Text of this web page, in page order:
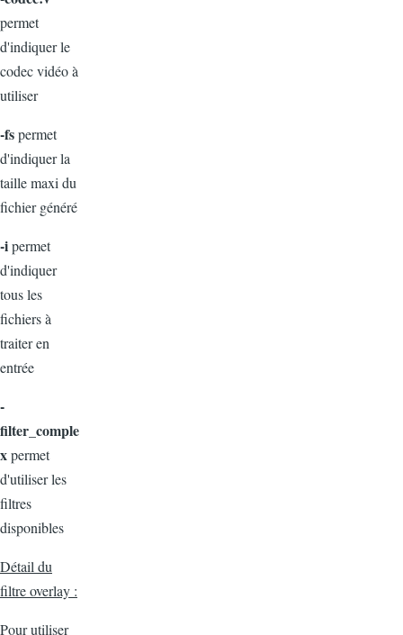
permet
d'indiquer le
codec vidéo à
utiliser
-fspermet
d'indiquer la
taille maxi du
fichier généré
-ipermet
d'indiquer
tous les
fichiers à
traiter en
entrée
-
filter_comple
xpermet
d'utiliser les
filtres
disponibles
Détail du
filtre overlay :
Pour utiliser